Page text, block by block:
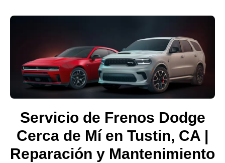
Servicio de Frenos Dodge
Cerca de Mí en Tustin, CA |
Reparación y Mantenimiento